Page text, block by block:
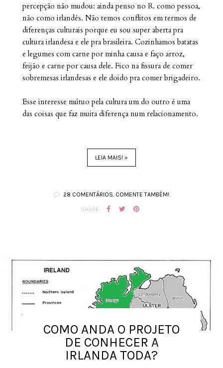
percepção não mudou: ainda penso no R. como pessoa,
não como irlandês. Não temos conflitos em termos de
diferenças culturais porque eu sou super aberta pra
cultura irlandesa e ele pra brasileira. Cozinhamos batatas
e legumes com carne por minha causa e faço arroz,
feijão e carne por causa dele. Fico na fissura de comer
sobremesas irlandesas e ele doido pra comer brigadeiro.
Esse interesse mútuo pela cultura um do outro é uma
das coisas que faz muita diferença num relacionamento.
LEIA MAIS! »
28 COMENTÁRIOS. COMENTE TAMBÉM!
SHARE:
COMO ANDA O PROJETO
DE CONHECER A
IRLANDA TODA?